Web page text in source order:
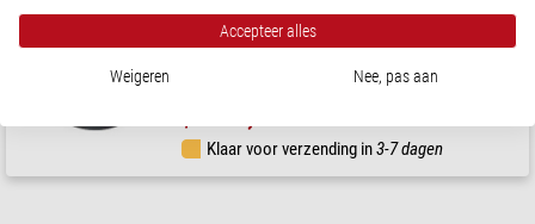
Moravian
DSLR-Lens adapters EOS-objectieven-adapter, voor G2/G3 CCD
zonder filterwiel
Klaar voor verzending in3-7 dagen
Accepteer alles
Weigeren Nee, pas aan